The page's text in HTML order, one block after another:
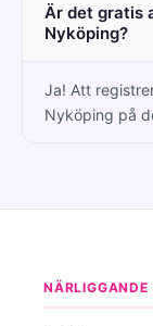
Är det gratis
Nyköping?
Ja! Att
Nyköping på
NÄRLIGGANDE